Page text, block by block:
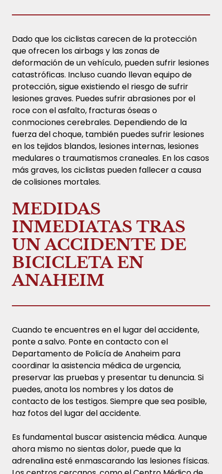
Dado que los ciclistas carecen de la protección
que ofrecen los airbags y las zonas de
deformación de un vehículo, pueden sufrir lesiones
catastróficas. Incluso cuando llevan equipo de
protección, sigue existiendo el riesgo de sufrir
lesiones graves. Puedes sufrir abrasiones por el
roce con el asfalto, fracturas óseas o
conmociones cerebrales. Dependiendo de la
fuerza del choque, también puedes sufrir lesiones
en los tejidos blandos, lesiones internas, lesiones
medulares o traumatismos craneales. En los casos
más graves, los ciclistas pueden fallecer a causa
de colisiones mortales.
MEDIDAS
INMEDIATAS TRAS
UN ACCIDENTE DE
BICICLETA EN
ANAHEIM
Cuando te encuentres en el lugar del accidente,
ponte a salvo. Ponte en contacto con el
Departamento de Policía de Anaheim para
coordinar la asistencia médica de urgencia,
preservar las pruebas y presentar tu denuncia. Si
puedes, anota los nombres y los datos de
contacto de los testigos. Siempre que sea posible,
haz fotos del lugar del accidente.
Es fundamental buscar asistencia médica. Aunque
ahora mismo no sientas dolor, puede que la
adrenalina esté enmascarando las lesiones físicas.